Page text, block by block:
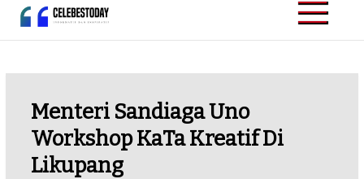
Skip
CELEBESTODAY.ID
Informatif dan
Menteri Sandiaga Uno
Workshop KaTa Kreatif Di
Likupang